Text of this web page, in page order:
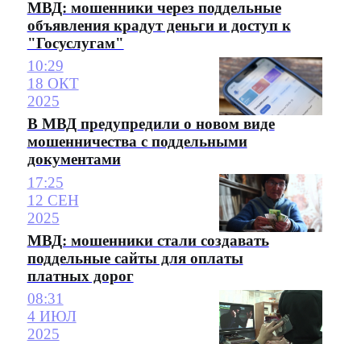
МВД: мошенники через поддельные
объявления крадут деньги и доступ к
"Госуслугам"
10:29
18 ОКТ
2025
В МВД предупредили о новом виде
мошенничества с поддельными
документами
17:25
12 СЕН
2025
МВД: мошенники стали создавать
поддельные сайты для оплаты
платных дорог
08:31
4 ИЮЛ
2025